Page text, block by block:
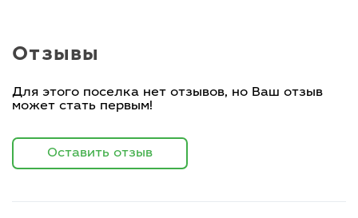
Отзывы
Для этого поселка нет отзывов, но Ваш отзыв
может стать первым!
Оставить отзыв